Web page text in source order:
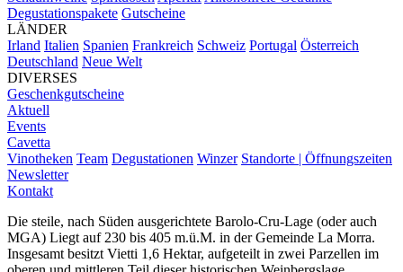
Degustationspakete Gutscheine
LÄNDER
Irland Italien Spanien Frankreich Schweiz Portugal Österreich
Deutschland Neue Welt
DIVERSES
Geschenkgutscheine
Aktuell
Events
Cavetta
Vinotheken Team Degustationen Winzer Standorte | Öffnungszeiten
Newsletter
Kontakt
Die steile, nach Süden ausgerichtete Barolo-Cru-Lage (oder auch
MGA) Liegt auf 230 bis 405 m.ü.M. in der Gemeinde La Morra.
Insgesamt besitzt Vietti 1,6 Hektar, aufgeteilt in zwei Parzellen im